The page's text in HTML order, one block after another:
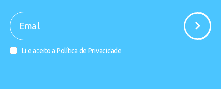
Li e aceito a Política de Privacidade
-